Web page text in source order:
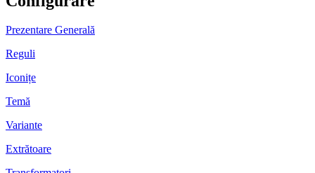
Prezentare Generală
Reguli
Iconițe
Temă
Variante
Extrătoare